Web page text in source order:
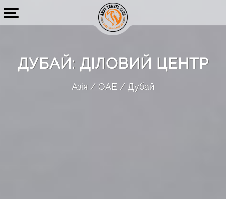
ДУБАЙ: ДІЛОВИЙ ЦЕНТР
Азія ОАЕ Дубай